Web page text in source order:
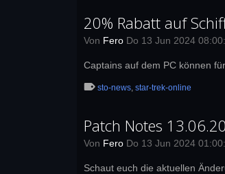
20% Rabatt auf
Von Fero Do 13 Jun 2024
Captains auf dem PC können
sto-news, star-trek-online
Patch Notes
Von Fero Do 13 Jun 2024
Schaut euch die aktuellen